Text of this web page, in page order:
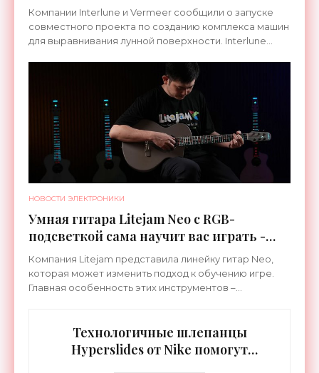
Компании Interlune и Vermeer сообщили о запуске
совместного проекта по созданию комплекса машин
для выравнивания лунной поверхности. Interlune
НОВОСТИ ЭЛЕКТРОНИКИ
Умная гитара Litejam Neo с RGB-
подсветкой сама научит вас играть -
«Гаджеты»
Компания Litejam представила линейку гитар Neo,
которая может изменить подход к обучению игре.
Главная особенность этих инструментов –
Технологичные шлепанцы
Hyperslides от Nike помогут